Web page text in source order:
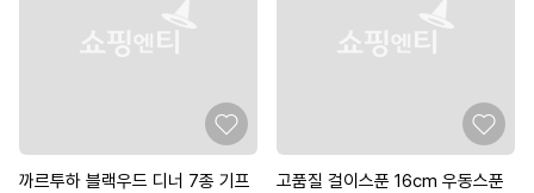
까르투하 블랙우드 디너 7종 기프
고품질 걸이스푼 16cm 우동스푼